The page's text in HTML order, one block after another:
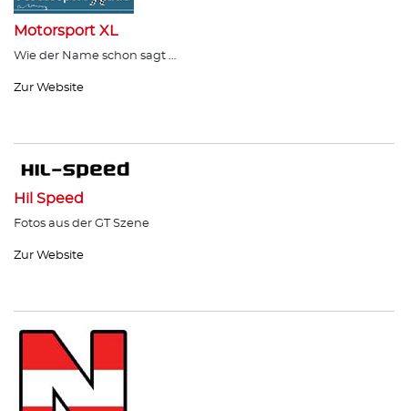
Motorsport XL
Wie der Name schon sagt …
Zur Website
Hil Speed
Fotos aus der GT Szene
Zur Website